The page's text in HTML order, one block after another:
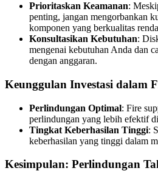
Prioritaskan Keamanan:
penting, jangan mengorbankan
komponen yang berkualitas
Konsultasikan Kebutuhan:
mengenai kebutuhan Anda dan
dengan anggaran.
Keunggulan Investasi dalam
Perlindungan Optimal: Fire
perlindungan yang lebih efektif
Tingkat Keberhasilan Tinggi:
keberhasilan yang tinggi dalam
Kesimpulan: Perlindungan